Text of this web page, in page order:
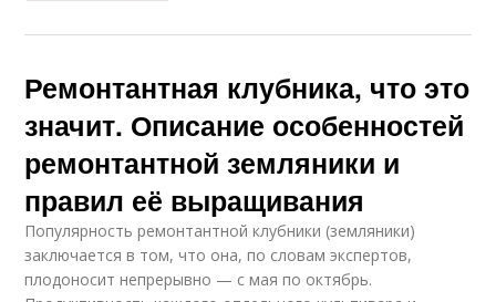
Ремонтантная клубника, что это
значит. Описание особенностей
ремонтантной земляники и
правил её выращивания
Популярность ремонтантной клубники (земляники)
заключается в том, что она, по словам экспертов,
плодоносит непрерывно — с мая по октябрь.